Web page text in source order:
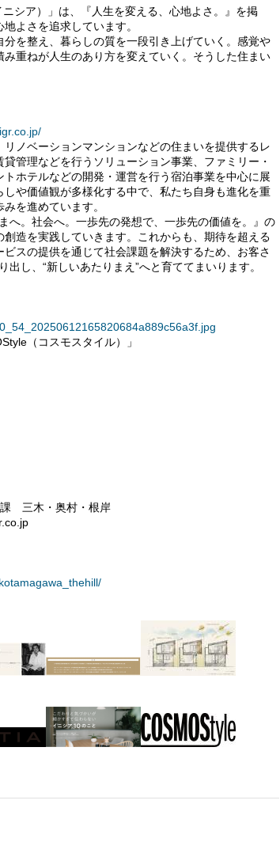
シア）」は、『人生を変える、心地よさ。』を掲
よさを追求しています。
を整え、暮らしの質を一段引き上げていく。感覚や
重ねが人生のあり方を変えていく。そうした住まい
ノベーションマンションなどの住まいを提供するレ
管理などを行うソリューション事業、ファミリー・
ホテルなどの開発・運営を行う宿泊事業を中心に展
や価値観が多様化する中で、私たち自身も進化を重
を進めています。
へ。社会へ。⼀歩先の発想で、⼀歩先の価値を。』の
造を実践していきます。これからも、期待を超える
スの提供を通じて社会課題を解決するため、お客さ
し、“新しいあたりまえ”へと育ててまいります。
（コスモスタイル）」
課 三木・奥村・根岸